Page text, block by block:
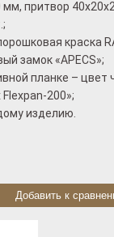
притвор
краска
замок «АРЕCS»;
планке – цвет
200»;
изделию.
Добавить к